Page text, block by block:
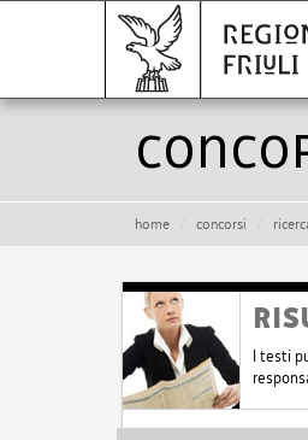
home concorsi
I testi